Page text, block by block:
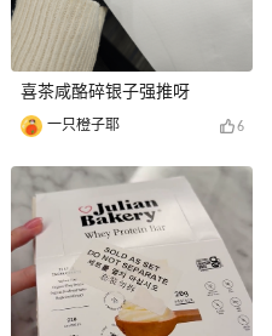
喜茶咸酪碎银子强推呀
一只橙子耶 6